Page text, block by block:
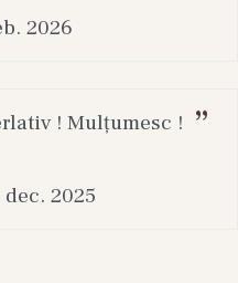
2026
! Mulțumesc !
dec. 2025